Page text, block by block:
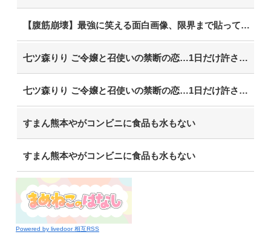
【腹筋崩壊】最強に笑える面白画像、限界まで貼っていけｗｗｗ
七ツ森りり ご令嬢と召使いの禁断の恋…1日だけ許された夫婦としての時間をひたすら愛し合う。
七ツ森りり ご令嬢と召使いの禁断の恋…1日だけ許された夫婦としての時間をひたすら愛し合う。
すまん熊本やがコンビニに食品も水もない
すまん熊本やがコンビニに食品も水もない
Powered by livedoor 相互RSS